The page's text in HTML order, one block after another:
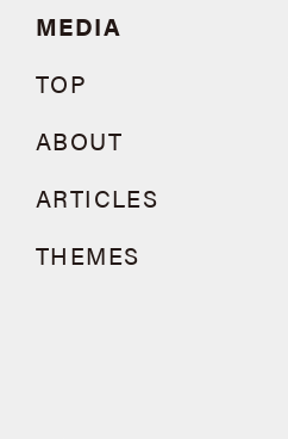
MEDIA
TOP
ABOUT
ARTICLES
THEMES